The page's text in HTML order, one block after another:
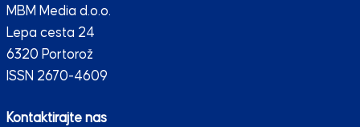
MBM Media d.o.o.
Lepa cesta 24
6320 Portorož
ISSN 2670-4609
Kontaktirajte nas